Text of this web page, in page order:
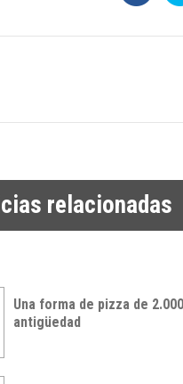
relacionadas
Una forma de pizza de
antigüedad